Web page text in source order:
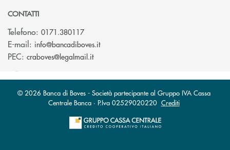
CONTATTI
Telefono: 0171.380117
E-mail: info@bancadiboves.it(si apre l’app di posta elettronica)
PEC: craboves@legalmail.it(si apre l’app di posta elettronica)
© 2026 Banca di Boves - Società partecipante al Gruppo IVA Cassa
Centrale Banca · P.Iva 02529020220 Crediti